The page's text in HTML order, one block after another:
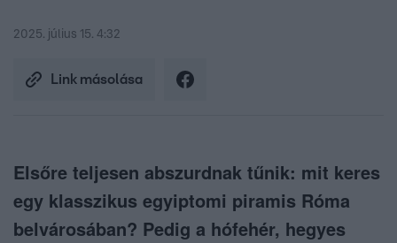
2025. július 15. 4:32
Link másolása
Elsőre teljesen abszurdnak tűnik: mit keres
egy klasszikus egyiptomi piramis Róma
belvárosában? Pedig a hófehér, hegyes